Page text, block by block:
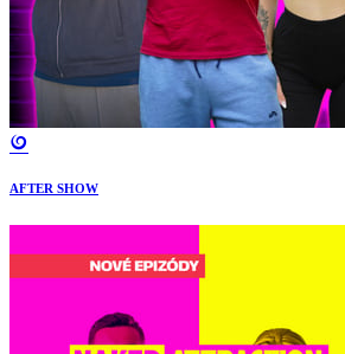
AFTER SHOW